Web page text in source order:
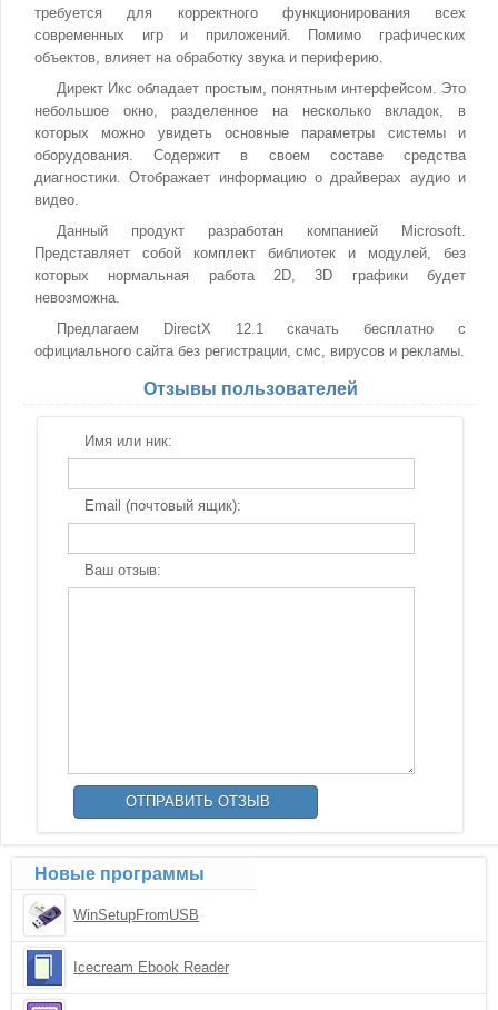
требуется для корректного функционирования всех
современных игр и приложений. Помимо графических
объектов, влияет на обработку звука и периферию.
Директ Икс обладает простым, понятным интерфейсом. Это
небольшое окно, разделенное на несколько вкладок, в
которых можно увидеть основные параметры системы и
оборудования. Содержит в своем составе средства
диагностики. Отображает информацию о драйверах аудио и
видео.
Данный продукт разработан компанией Microsoft.
Представляет собой комплект библиотек и модулей, без
которых нормальная работа 2D, 3D графики будет
невозможна.
Предлагаем DirectX 12.1 скачать бесплатно с
официального сайта без регистрации, смс, вирусов и рекламы.
Отзывы пользователей
Имя или ник:
Email (почтовый ящик):
Ваш отзыв:
Новые программы
WinSetupFromUSB
Icecream Ebook Reader